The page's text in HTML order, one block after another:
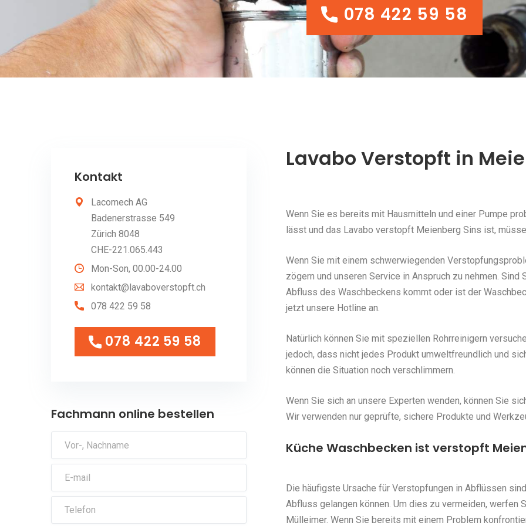
078 422 59 58
078 422 59 58
Lavabo Verstopft in
Wenn Sie es bereits mit Hausmitteln und einer Pumpe
lässt und das Lavabo verstopft Meienberg Sins ist,
Wenn Sie mit einem schwerwiegenden
zögern und unseren Service in Anspruch zu nehmen.
Abfluss des Waschbeckens kommt oder ist der
jetzt unsere Hotline an.
Natürlich können Sie mit speziellen Rohrreinigern
jedoch, dass nicht jedes Produkt umweltfreundlich und
können die Situation noch verschlimmern.
Wenn Sie sich an unsere Experten wenden, können Sie
Wir verwenden nur geprüfte, sichere Produkte und
Küche Waschbecken ist verstopft
Die häufigste Ursache für Verstopfungen in Abflüssen
Abfluss gelangen können. Um dies zu vermeiden, werfen
Mülleimer. Wenn Sie bereits mit einem Problem
Kontakt
Lacomech AG
Badenerstrasse 549
Zürich 8048
CHE-221.065.443
Mon-Son, 00.00-24.00
kontakt@lavaboverstopft.ch
078 422 59 58
078 422 59 58
078 422 59 58
Fachmann online bestellen